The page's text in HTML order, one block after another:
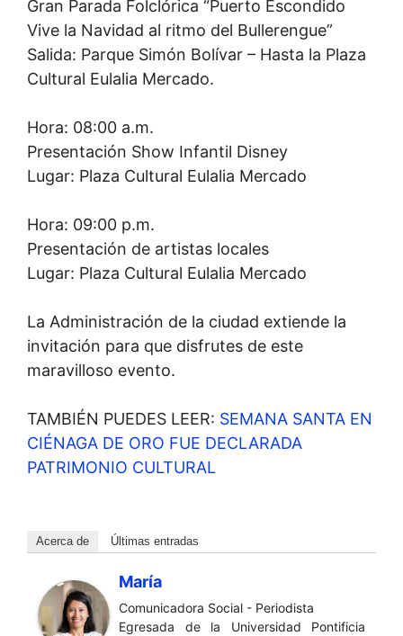
Gran Parada Folclórica “Puerto Escondido
Vive la Navidad al ritmo del Bullerengue”
Salida: Parque Simón Bolívar – Hasta la Plaza
Cultural Eulalia Mercado.
Hora: 08:00 a.m.
Presentación Show Infantil Disney
Lugar: Plaza Cultural Eulalia Mercado
Hora: 09:00 p.m.
Presentación de artistas locales
Lugar: Plaza Cultural Eulalia Mercado
La Administración de la ciudad extiende la
invitación para que disfrutes de este
maravilloso evento.
TAMBIÉN PUEDES LEER: SEMANA SANTA EN
CIÉNAGA DE ORO FUE DECLARADA
PATRIMONIO CULTURAL
Acerca de Últimas entradas
María
Comunicadora Social - Periodista
Egresada de la Universidad Pontificia